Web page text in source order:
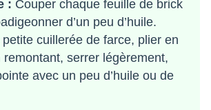
: Couper chaque feuille de brick
d’un peu d’huile.
cuillerée de farce, plier en
remontant, serrer légèrement,
avec un peu d’huile ou de